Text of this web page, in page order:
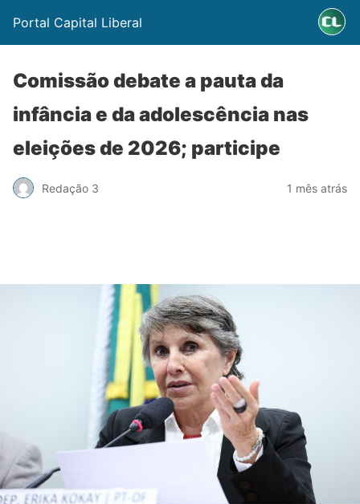
Portal Capital Liberal
Comissão debate a pauta da
infância e da adolescência nas
eleições de 2026; participe
Redação 3 1 mês atrás